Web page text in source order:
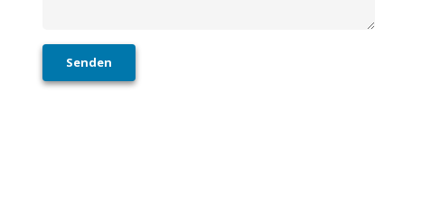
Senden